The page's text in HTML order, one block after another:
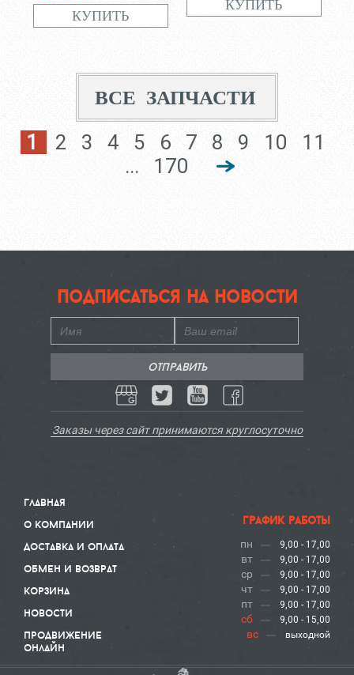
ВСЕ ЗАПЧАСТИ
1
2 3 4 5 6 7 8 9 10
11
...
170
главная
о компании
доставка и оплата
обмен и возврат
корзина
новости
продвижение
онлайн
подписаться на новости
Заказы через сайт принимаются круглосуточно
график работы
пн 9,00 - 17,00
вт 9,00 - 17,00
ср 9,00 - 17,00
чт 9,00 - 17,00
пт 9,00 - 17,00
сб 9,00 - 15,00
вс выходной